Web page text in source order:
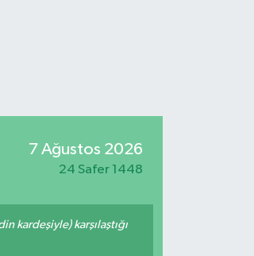
7 Ağustos 2026
24 Safer 1448
kardeşiyle) karşılaştığı